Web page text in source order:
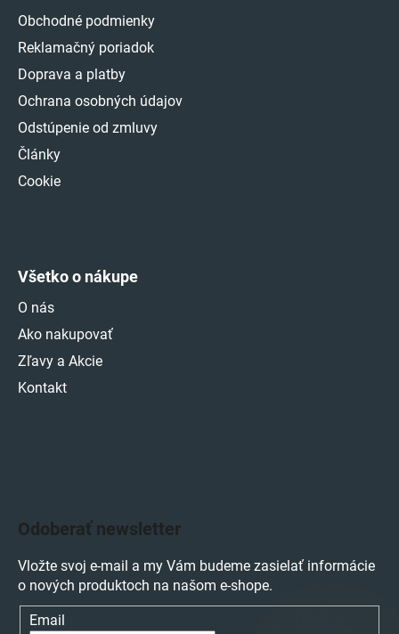
Obchodné podmienky
Reklamačný poriadok
Doprava a platby
Ochrana osobných údajov
Odstúpenie od zmluvy
Články
Cookie
Všetko o nákupe
O nás
Ako nakupovať
Zľavy a Akcie
Kontakt
Odoberať newsletter
Vložte svoj e-mail a my Vám budeme zasielať informácie
o nových produktoch na našom e-shope.
Email